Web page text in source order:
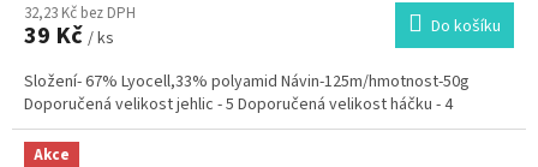
produktu
je
z
5
hvězdiček.
32,23 Kč bez DPH
39 Kč / ks Do košíku
Složení- 67% Lyocell,33% polyamid Návin-125m/hmotnost-50g
Doporučená velikost jehlic - 5 Doporučená velikost háčku - 4
Akce